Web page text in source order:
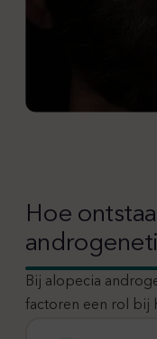
Hoe
Bij alopecia
factoren een rol bij